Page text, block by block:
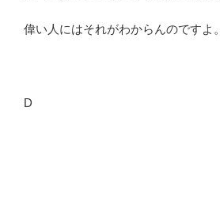
偉い人にはそれがわからんのですよ。
D